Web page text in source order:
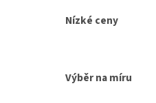
Nízké ceny
Výběr na míru